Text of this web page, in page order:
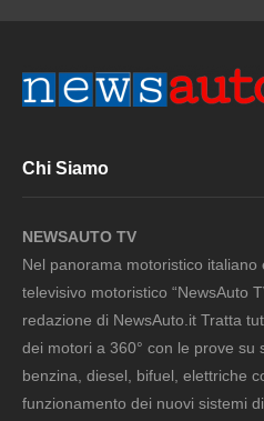
Chi Siamo
NEWSAUTO TV
Nel panorama motoristico
televisivo motoristico “NewsAuto
redazione di NewsAuto.it Tratta
dei motori a 360° con le prove su
benzina, diesel, bifuel, elettriche
funzionamento dei nuovi sistemi